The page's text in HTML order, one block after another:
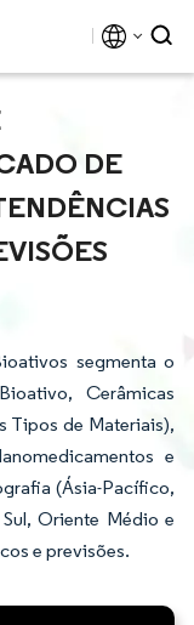
DE
segmenta o
Cerâmicas
Tipos de Materiais),
e
(Ásia-Pacífico,
Oriente Médio e
e previsões.